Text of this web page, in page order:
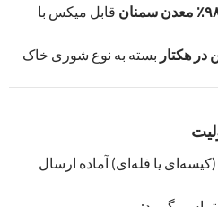
سمنان
قابل میکس با
بسته به نوع شوری خاک
یا فله‌ای) آماده ارسال